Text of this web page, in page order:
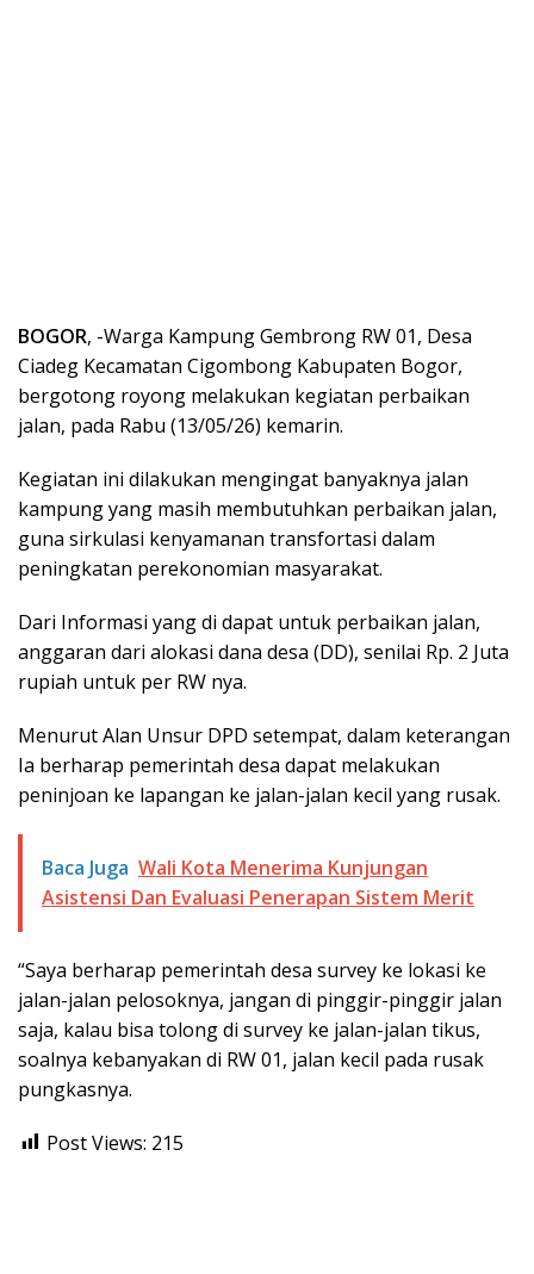
BOGOR, -Warga Kampung Gembrong RW 01, Desa
Ciadeg Kecamatan Cigombong Kabupaten Bogor,
bergotong royong melakukan kegiatan perbaikan
jalan, pada Rabu (13/05/26) kemarin.
Kegiatan ini dilakukan mengingat banyaknya jalan
kampung yang masih membutuhkan perbaikan jalan,
guna sirkulasi kenyamanan transfortasi dalam
peningkatan perekonomian masyarakat.
Dari Informasi yang di dapat untuk perbaikan jalan,
anggaran dari alokasi dana desa (DD), senilai Rp. 2 Juta
rupiah untuk per RW nya.
Menurut Alan Unsur DPD setempat, dalam keterangan
Ia berharap pemerintah desa dapat melakukan
peninjoan ke lapangan ke jalan-jalan kecil yang rusak.
Baca Juga Wali Kota Menerima Kunjungan
Asistensi Dan Evaluasi Penerapan Sistem Merit
“Saya berharap pemerintah desa survey ke lokasi ke
jalan-jalan pelosoknya, jangan di pinggir-pinggir jalan
saja, kalau bisa tolong di survey ke jalan-jalan tikus,
soalnya kebanyakan di RW 01, jalan kecil pada rusak
pungkasnya.
Post Views: 215